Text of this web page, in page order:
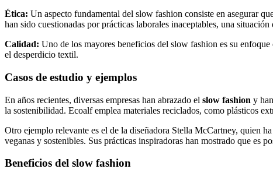
Ética: Un aspecto fundamental del slow fashion consiste en asegurar
han sido cuestionadas por prácticas laborales inaceptables, una
Calidad: Uno de los mayores beneficios del slow fashion es su
el desperdicio textil.
Casos de estudio y ejemplos
En años recientes, diversas empresas han abrazado el slow fashion y
la sostenibilidad. Ecoalf emplea materiales reciclados, como plásticos
Otro ejemplo relevante es el de la diseñadora Stella McCartney, quien
veganas y sostenibles. Sus prácticas inspiradoras han mostrado que es
Beneficios del slow fashion